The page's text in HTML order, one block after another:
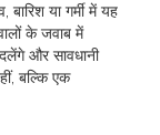
या गर्मी में यह
के जवाब में
और सावधानी
बल्कि एक